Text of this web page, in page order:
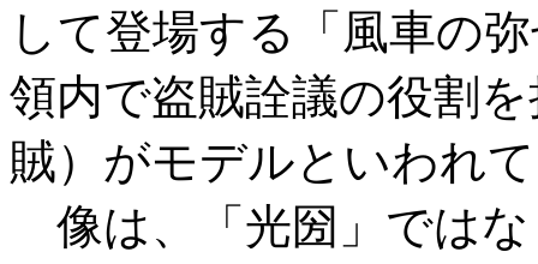
して登場する「風車の
領内で盗賊詮議の役割
賊）がモデルといわれ
像は、「光圀」では